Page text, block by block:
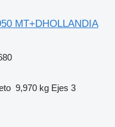
MT+DHOLLANDIA
9,970 kg Ejes 3